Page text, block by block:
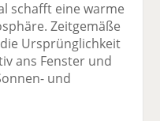
schafft eine warme
Zeitgemäße
Ursprünglichkeit
ans Fenster und
und